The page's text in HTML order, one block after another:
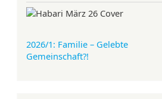
2026/1: Familie – Gelebte
Gemeinschaft?!